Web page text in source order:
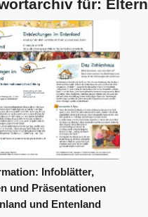
für: Eltern
Infoblätter,
und Präsentationen
und Entenland